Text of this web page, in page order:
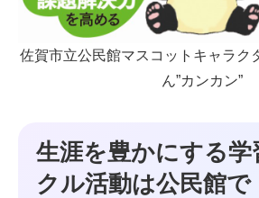
佐賀市立公民館マスコットキャラク
ん”カンカン”
生涯を豊かにする学
クル活動は公民館で